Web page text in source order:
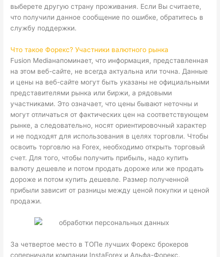
выберете другую страну проживания. Если Вы считаете,
что получили данное сообщение по ошибке, обратитесь в
службу поддержки.
Что такое Форекс? Участники валютного рынка
Fusion Mediaнапоминает, что информация, представленная
на этом веб-сайте, не всегда актуальна или точна. Данные
и цены на веб-сайте могут быть указаны не официальными
представителями рынка или биржи, а рядовыми
участниками. Это означает, что цены бывают неточны и
могут отличаться от фактических цен на соответствующем
рынке, а следовательно, носят ориентировочный характер
и не подходят для использования в целях торговли. Чтобы
освоить торговлю на Forex, необходимо открыть торговый
счет. Для того, чтобы получить прибыль, надо купить
валюту дешевле и потом продать дороже или же продать
дороже и потом купить дешевле. Размер полученной
прибыли зависит от разницы между ценой покупки и ценой
продажи.
За четвертое место в ТОПе лучших Форекс брокеров
соперничали компании InstaForex и Альфа-Форекс.